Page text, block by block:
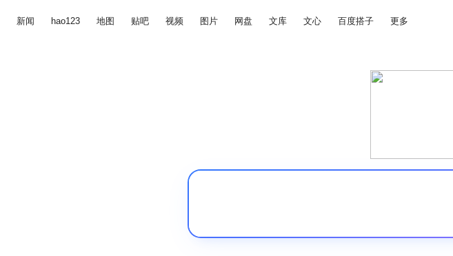
新闻 hao123 地图 贴吧 视频 图片 网盘 文库 文心 百度搭子 更多